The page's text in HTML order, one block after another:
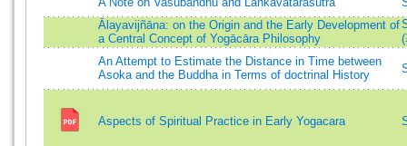
Ālayavijñāna: on the Origin and the Early Development of
a Central Concept of Yogācāra Philosophy
An Attempt to Estimate the Distance in Time between
Asoka and the Buddha in Terms of doctrinal History
Aspects of Spiritual Practice in Early Yogacara